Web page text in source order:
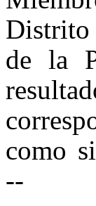
Distrito
de la
como
--